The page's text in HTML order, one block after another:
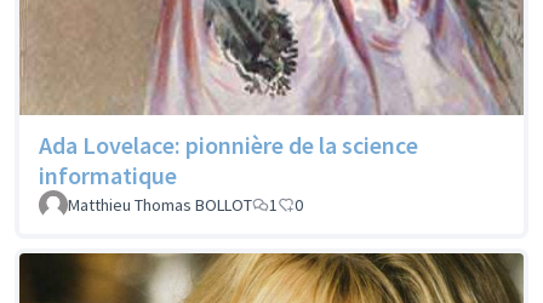
Ada Lovelace: pionnière de la science
informatique
Matthieu Thomas BOLLOT 1 0